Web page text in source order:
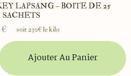
LAPSANG – BOITE DE 25
SACHETS
€ soit 230€ le kilo
Ajouter Au Panier